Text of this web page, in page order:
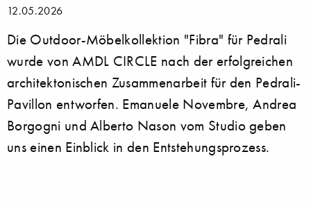
12.05.2026
Die Outdoor-Möbelkollektion "Fibra" für Pedrali
wurde von AMDL CIRCLE nach der erfolgreichen
architektonischen Zusammenarbeit für den Pedrali-
Pavillon entworfen. Emanuele Novembre, Andrea
Borgogni und Alberto Nason vom Studio geben
uns einen Einblick in den Entstehungsprozess.